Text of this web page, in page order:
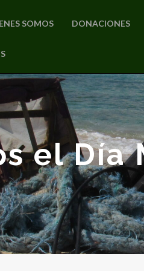
SOMOS DONACIONES
el Día